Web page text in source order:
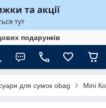
подарунків
для сумок obag Mini